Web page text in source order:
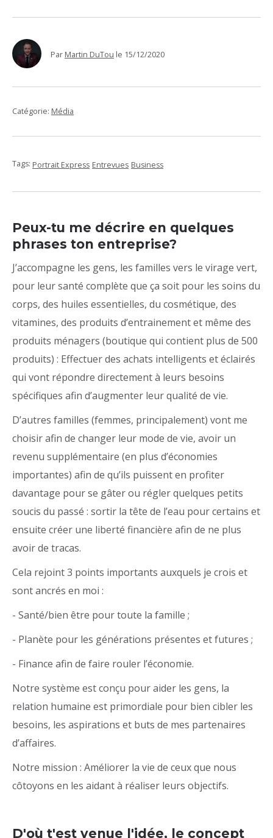
Par Martin DuTou le 15/12/2020
Catégorie: Média
Tags: Portrait Express Entrevues Business
Peux-tu me décrire en quelques
phrases ton entreprise?
J’accompagne les gens, les familles vers le virage vert,
pour leur santé complète que ça soit pour les soins du
corps, des huiles essentielles, du cosmétique, des
vitamines, des produits d’entrainement et même des
produits ménagers (boutique qui contient plus de 500
produits) : Effectuer des achats intelligents et éclairés
qui vont répondre directement à leurs besoins
spécifiques afin d’augmenter leur qualité de vie.
D’autres familles (femmes, principalement) vont me
choisir afin de changer leur mode de vie, avoir un
revenu supplémentaire (en plus d’économies
importantes) afin de qu’ils puissent en profiter
davantage pour se gâter ou régler quelques petits
soucis du passé : sortir la tête de l’eau pour certains et
ensuite créer une liberté financière afin de ne plus
avoir de tracas.
Cela rejoint 3 points importants auxquels je crois et
sont ancrés en moi :
- Santé/bien être pour toute la famille ;
- Planète pour les générations présentes et futures ;
- Finance afin de faire rouler l’économie.
Notre système est conçu pour aider les gens, la
relation humaine est primordiale pour bien cibler les
besoins, les aspirations et buts de mes partenaires
d’affaires.
Notre mission : Améliorer la vie de ceux que nous
côtoyons en les aidant à réaliser leurs objectifs.
D'où t'est venue l'idée, le concept